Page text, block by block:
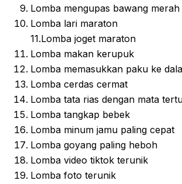
Lomba mengupas bawang merah
Lomba lari maraton
11.Lomba joget maraton
Lomba makan kerupuk
Lomba memasukkan paku ke
Lomba cerdas cermat
Lomba tata rias dengan mata
Lomba tangkap bebek
Lomba minum jamu paling cepat
Lomba goyang paling heboh
Lomba video tiktok terunik
Lomba foto terunik